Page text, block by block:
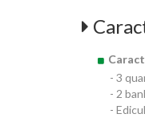
- 3
- 2
-